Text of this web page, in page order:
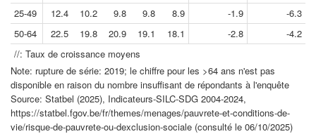
25-49
12.4 10.2 9.8 9.8 8.9 -1.9
-6.3
50-64
22.5 19.8 20.9 19.1 18.1 -2.8
-4.2
//: Taux de croissance moyens
Note: rupture de série: 2019; le chiffre pour les >64 ans n'est pas
disponible en raison du nombre insuffisant de répondants à l'enquête
Source: Statbel (2025), Indicateurs-SILC-SDG 2004-2024,
https://statbel.fgov.be/fr/themes/menages/pauvrete-et-conditions-de-
vie/risque-de-pauvrete-ou-dexclusion-sociale (consulté le 06/10/2025)